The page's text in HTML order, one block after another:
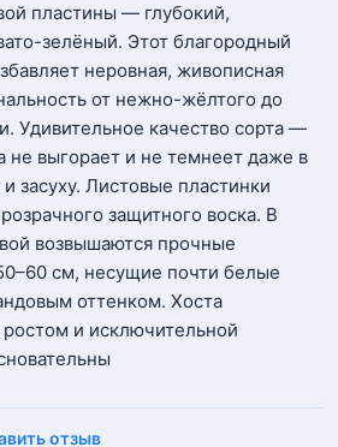
пластины — глубокий,
зелёный. Этот благородный
неровная, живописная
от нежно-жёлтого до
Удивительное качество сорта —
не выгорает и не темнеет даже в
засуху. Листовые пластинки
защитного воска. В
возвышаются прочные
см, несущие почти белые
оттенком. Хоста
и исключительной
отзыв